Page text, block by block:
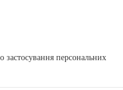
персональних